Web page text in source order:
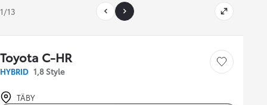
1/13
Toyota C-HR
HYBRID 1,8 Style
Save car
TÄBY